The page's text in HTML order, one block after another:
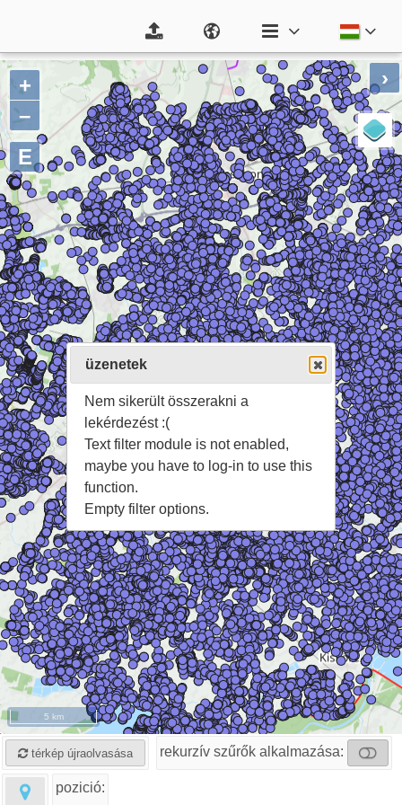
+
–
E
5 km
›
térkép újraolvasása rekurzív szűrők alkalmazása:
pozició:
üzenetek
Nem sikerült összerakni a
lekérdezést :(
Text filter module is not enabled,
maybe you have to log-in to use this
function.
Empty filter options.